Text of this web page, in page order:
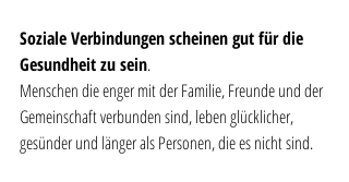
Soziale Verbindungen scheinen gut für die
Gesundheit zu sein.
Menschen die enger mit der Familie, Freunde und der
Gemeinschaft verbunden sind, leben glücklicher,
gesünder und länger als Personen, die es nicht sind.